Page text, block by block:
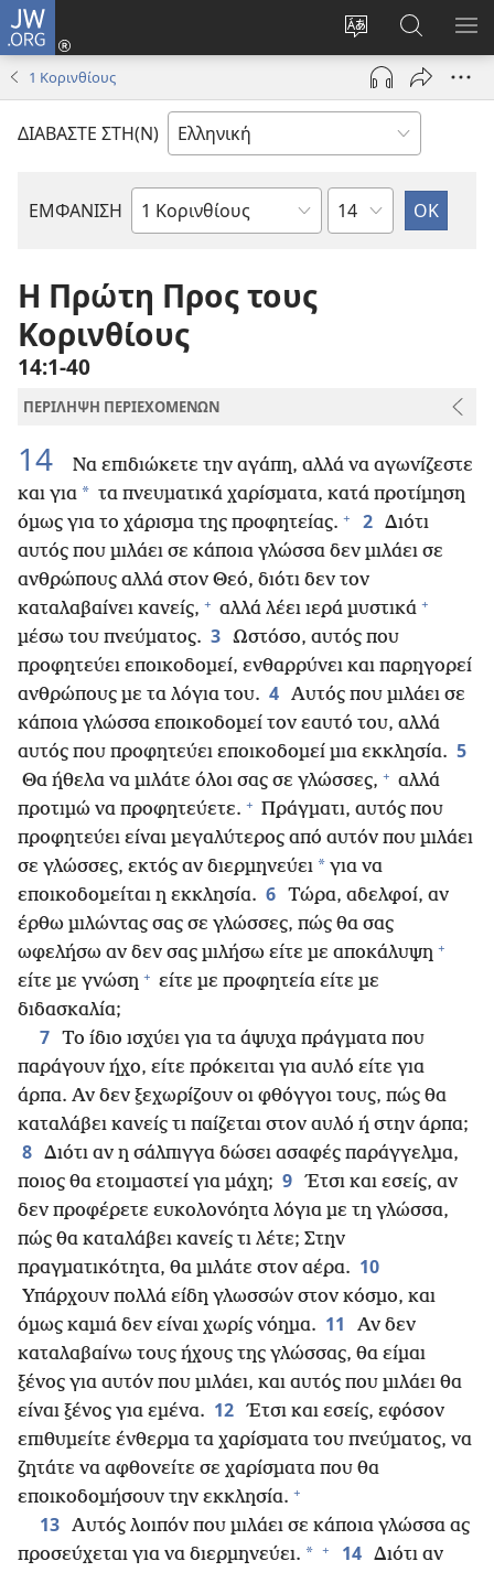
JW.ORG
Αλλαγή
γλώσσας
ιστότοπου
Σύνδεση
(ανοίγει
παράθυρο)
στο
JW.ORG
1 Κορινθίους
ΔΙΑΒΑΣΤΕ ΣΤΗ(Ν)
ΕΜΦΑΝΙΣΗ
Βιβλίο
Αγίας
Γραφής
Κεφάλαιο
Η Πρώτη Προς τους
Κορινθίους
14:1-40
ΠΕΡΙΛΗΨΗ ΠΕΡΙΕΧΟΜΕΝΩΝ
14
Να επιδιώκετε την αγάπη, αλλά να αγωνίζεστε
και για * τα πνευματικά χαρίσματα, κατά προτίμηση
όμως για το χάρισμα της προφητείας. + 2 Διότι
αυτός που μιλάει σε κάποια γλώσσα δεν μιλάει σε
ανθρώπους αλλά στον Θεό, διότι δεν τον
καταλαβαίνει κανείς, + αλλά λέει ιερά μυστικά +
μέσω του πνεύματος. 3 Ωστόσο, αυτός που
προφητεύει εποικοδομεί, ενθαρρύνει και παρηγορεί
ανθρώπους με τα λόγια του. 4 Αυτός που μιλάει σε
κάποια γλώσσα εποικοδομεί τον εαυτό του, αλλά
αυτός που προφητεύει εποικοδομεί μια εκκλησία. 5
Θα ήθελα να μιλάτε όλοι σας σε γλώσσες, + αλλά
προτιμώ να προφητεύετε. + Πράγματι, αυτός που
προφητεύει είναι μεγαλύτερος από αυτόν που μιλάει
σε γλώσσες, εκτός αν διερμηνεύει * για να
εποικοδομείται η εκκλησία. 6 Τώρα, αδελφοί, αν
έρθω μιλώντας σας σε γλώσσες, πώς θα σας
ωφελήσω αν δεν σας μιλήσω είτε με αποκάλυψη +
είτε με γνώση + είτε με προφητεία είτε με
διδασκαλία;
7 Το ίδιο ισχύει για τα άψυχα πράγματα που
παράγουν ήχο, είτε πρόκειται για αυλό είτε για
άρπα. Αν δεν ξεχωρίζουν οι φθόγγοι τους, πώς θα
καταλάβει κανείς τι παίζεται στον αυλό ή στην άρπα;
8 Διότι αν η σάλπιγγα δώσει ασαφές παράγγελμα,
ποιος θα ετοιμαστεί για μάχη; 9 Έτσι και εσείς, αν
δεν προφέρετε ευκολονόητα λόγια με τη γλώσσα,
πώς θα καταλάβει κανείς τι λέτε; Στην
πραγματικότητα, θα μιλάτε στον αέρα. 10
Υπάρχουν πολλά είδη γλωσσών στον κόσμο, και
όμως καμιά δεν είναι χωρίς νόημα. 11
Αν δεν
καταλαβαίνω τους ήχους της γλώσσας, θα είμαι
ξένος για αυτόν που μιλάει, και αυτός που μιλάει θα
είναι ξένος για εμένα. 12 Έτσι και εσείς, εφόσον
επιθυμείτε ένθερμα τα χαρίσματα του πνεύματος, να
ζητάτε να αφθονείτε σε χαρίσματα που θα
εποικοδομήσουν την εκκλησία. +
13 Αυτός λοιπόν που μιλάει σε κάποια γλώσσα ας
προσεύχεται για να διερμηνεύει. * + 14 Διότι αν